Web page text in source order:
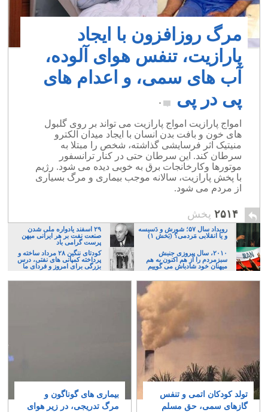
مرگ روزافزون با ایجاد
پارازیت، تنفس هوای آلوده،
آب های سمی، و اعدام های
پی در پی
۰
امواج پارازیت امواج پارازیت می تواند بر روی گلبول
های خون و بافت بدن انسان با ایجاد میدان الکترو
منیتیک اثر فرسایشی گذاشته، شخص را مبتلا به
سرطان کند. این سرطان حتی در کنار ترانسفور
موتورها وکارخانجات برق به خوبی دیده می شود. رژیم
با پخش پارازیت، سالانه موجب بیماری و مرگ بسیاری
از مردم می شود.
۲۵۱۴ پخش
رویداد سال ۵۷؛ شورش و دَسیسه
و یا انقلابی مَردمی؟ (بَخش ۱)
۲۹ اسفند یادواره ملی شدن
صنعت نفت بر هر ایرانی میهن
پرست گرامی باد
۲۰۱۰، سال پیروزی جنبش
سبزمردم را از هم اکنون به هم
میهنان خود شادباش می گوییم
کودتای ننگین ۲۸ مرداد ساخته و
پرداخته کمپانی های نفتی، درس
بزرگی برای امروز و فردای ما
تولد کودکان اتمی و تنفس
گازهای سمی، حق مسلم
بیماری های گوناگون و
مرگ تدریجی، در زیر هوای